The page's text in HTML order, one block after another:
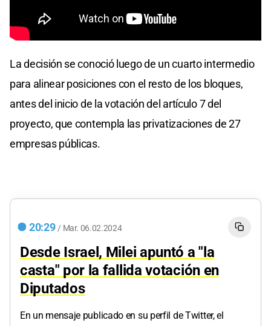
La decisión se conoció luego de un cuarto intermedio
para alinear posiciones con el resto de los bloques,
antes del inicio de la votación del artículo 7 del
proyecto, que contempla las privatizaciones de 27
empresas públicas.
20:29 / Mar. 06.02.2024
Desde Israel, Milei apuntó a "la
casta" por la fallida votación en
Diputados
En un mensaje publicado en su perfil de Twitter, el